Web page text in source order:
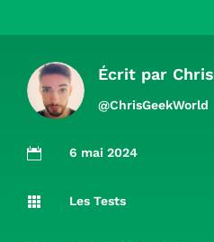
Écrit par Chris
@ChrisGeekWorld
 6 mai 2024
 Les Tests